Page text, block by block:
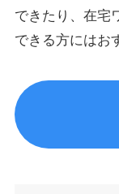
できたり、在宅
できる方にはお